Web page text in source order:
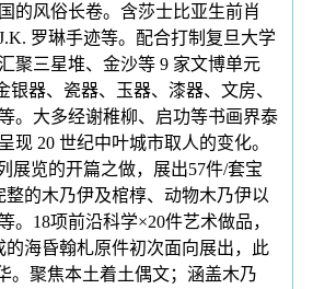
的风俗长卷。含莎士比亚生前肖
罗琳手迹等。配合打制复旦大学
聚三星堆、金沙等 9 家文博单元
银器、瓷器、玉器、漆器、文房、
。大多经谢稚柳、启功等书画界泰
现 20 世纪中叶城市取人的变化。
展览的开篇之做，展出57件/套宝
整的木乃伊及棺椁、动物木乃伊以
。18项前沿科学×20件艺术做品，
的海昏翰札原件初次面向展出，此
。聚焦本土着土偶文；涵盖木乃